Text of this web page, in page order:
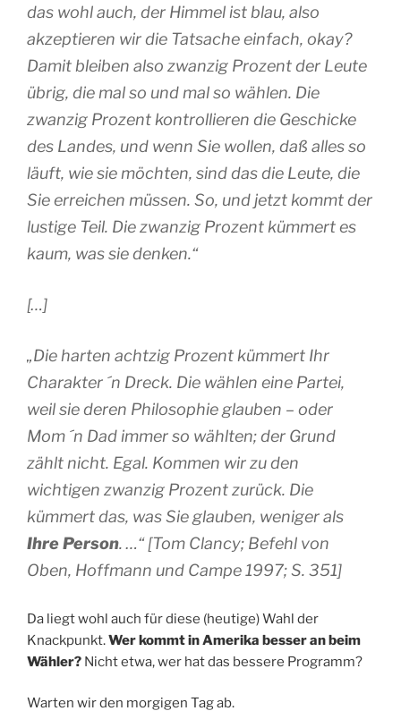
das wohl auch, der Himmel ist blau, also
akzeptieren wir die Tatsache einfach, okay?
Damit bleiben also zwanzig Prozent der Leute
übrig, die mal so und mal so wählen. Die
zwanzig Prozent kontrollieren die Geschicke
des Landes, und wenn Sie wollen, daß alles so
läuft, wie sie möchten, sind das die Leute, die
Sie erreichen müssen. So, und jetzt kommt der
lustige Teil. Die zwanzig Prozent kümmert es
kaum, was sie denken.“
[…]
„Die harten achtzig Prozent kümmert Ihr
Charakter ´n Dreck. Die wählen eine Partei,
weil sie deren Philosophie glauben – oder
Mom ´n Dad immer so wählten; der Grund
zählt nicht. Egal. Kommen wir zu den
wichtigen zwanzig Prozent zurück. Die
kümmert das, was Sie glauben, weniger als
Ihre Person. …“[Tom Clancy; Befehl von
Oben, Hoffmann und Campe 1997; S. 351]
Da liegt wohl auch für diese (heutige) Wahl der
Knackpunkt.Wer kommt in Amerika besser an beim
Wähler? Nicht etwa, wer hat das bessere Programm?
Warten wir den morgigen Tag ab.